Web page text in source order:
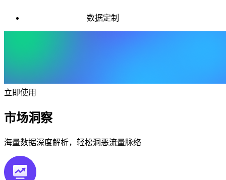
数据定制
立即使用
市场洞察
海量数据深度解析，轻松洞恶流量脉络